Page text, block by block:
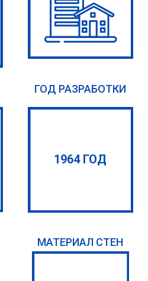
ГОД РАЗРАБОТКИ
1964 ГОД
МАТЕРИАЛ СТЕН